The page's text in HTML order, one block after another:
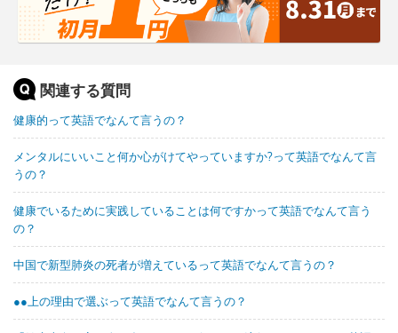
関連する質問
健康的って英語でなんて言うの？
メンタルにいいこと何か心がけてやっていますか?って英語でなんて言
うの？
健康でいるために実践していることは何ですかって英語でなんて言う
の？
中国で新型肺炎の死者が増えているって英語でなんて言うの？
●●上の理由で選ぶって英語でなんて言うの？